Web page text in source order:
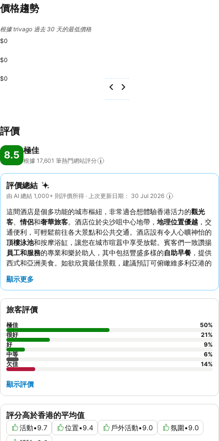
價格趨勢
根據 trivago 過去 30 天的最低價格
$0
$0
$0
評價
8.5 極佳
根據 17,601 筆熱門網站評分
評價總結
由 AI 總結 1,000+ 則評價所得 · 上次更新日期： 30 Jul 2026
這間酒店是個多功能的城市樞紐，非常適合想體驗香港活力的觀光
客 、情侶和奢華旅客。酒店位於尖沙咀中心地帶， 地理位置優越 ，交
通便利，可輕鬆前往各大景點和公共交通。酒店設有令人心曠神怡的
頂樓泳池和按摩浴缸，讓您在城市喧囂中享受放鬆。賓客們一致讚揚
員工和服務的專業和樂於助人，其中包括豐盛多樣的自助早餐 ，提供
西式和亞洲美食。如欲欣賞最佳景觀，建議預訂可俯瞰維多利亞港的
顯示更多
評分高於香港的平均值
活動•9.7 位置•9.4 戶外活動•9.0 氛圍•9.0
旅客評價
極佳 50%
很好
21%
好
9%
中等
6%
欠佳
14%
顯示評價